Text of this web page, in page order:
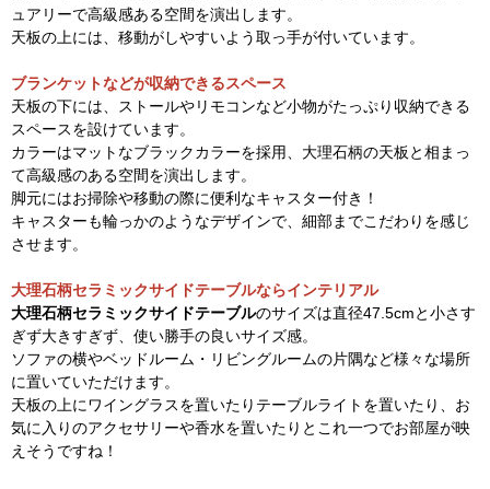
ュアリーで高級感ある空間を演出します。
天板の上には、移動がしやすいよう取っ手が付いています。
ブランケットなどが収納できるスペース
天板の下には、ストールやリモコンなど小物がたっぷり収納できる
スペースを設けています。
カラーはマットなブラックカラーを採用、大理石柄の天板と相まっ
て高級感のある空間を演出します。
脚元にはお掃除や移動の際に便利なキャスター付き！
キャスターも輪っかのようなデザインで、細部までこだわりを感じ
させます。
大理石柄セラミックサイドテーブルならインテリアル
大理石柄セラミックサイドテーブルのサイズは直径47.5cmと小さす
ぎず大きすぎず、使い勝手の良いサイズ感。
ソファの横やベッドルーム・リビングルームの片隅など様々な場所
に置いていただけます。
天板の上にワイングラスを置いたりテーブルライトを置いたり、お
気に入りのアクセサリーや香水を置いたりとこれ一つでお部屋が映
えそうですね！